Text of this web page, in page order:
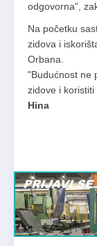
odgovorna",
Na početku
zidova i
Orbana.
"Budućnost ne
zidove i koristiti
Hina